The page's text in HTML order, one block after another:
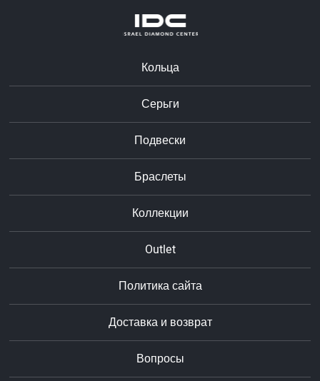
Кольца
Серьги
Подвески
Браслеты
Коллекции
Outlet
Политика сайта
Доставка и возврат
Вопросы